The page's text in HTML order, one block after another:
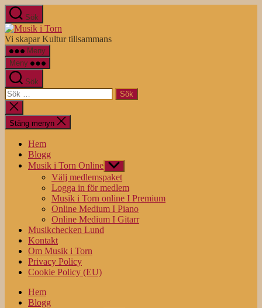
Hoppa
till
innehåll
Sök
i
Vi skapar Kultur tillsammans
Meny
Meny
Sök
Sök
efter:
Stäng
sökningen
Stäng menyn
Hem
Blogg
Musik i Torn Online Visa
undermeny
Välj medlemspaket
Logga in för medlem
Musik i Torn online I Premium
Online Medium I Piano
Online Medium I Gitarr
Musikchecken Lund
Kontakt
Om Musik i Torn
Privacy Policy
Cookie Policy (EU)
Hem
Blogg